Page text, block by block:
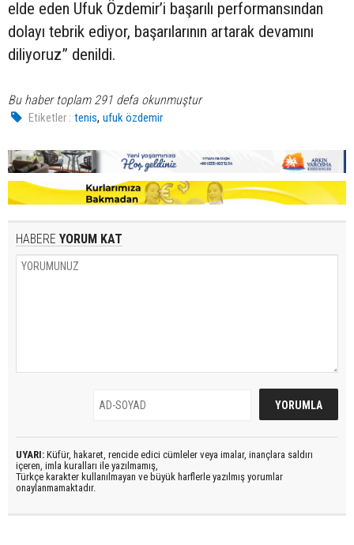
elde eden Ufuk Özdemir’i başarılı performansından
dolayı tebrik ediyor, başarılarının artarak devamını
diliyoruz” denildi.
Bu haber toplam 291 defa okunmuştur
Etiketler : tenis,ufuk özdemir
HABERE YORUM KAT
UYARI: Küfür, hakaret, rencide edici cümleler veya imalar, inançlara saldırı
içeren, imla kuralları ile yazılmamış,
Türkçe karakter kullanılmayan ve büyük harflerle yazılmış yorumlar
onaylanmamaktadır.